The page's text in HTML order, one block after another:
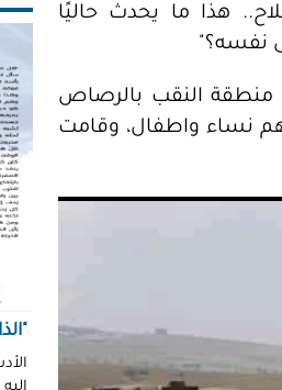
هذا ما يحدث حاليًا
نفسه؟"
منطقة النقب بالرصاص
واعتقلت أكثر من 20 شخصا بينهم نساء واطفال، وقامت